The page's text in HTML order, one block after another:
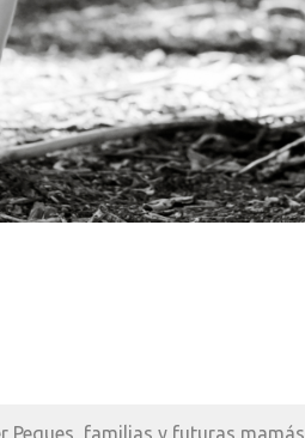
Peques, familias y futuras mamás